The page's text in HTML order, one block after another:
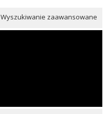
Wyszukiwanie zaawansowane